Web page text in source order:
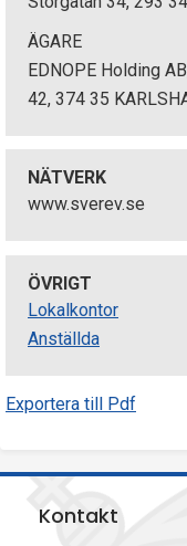
ÄGARE
EDNOPE Holding
42, 374 35
NÄTVERK
www.sverev.se
ÖVRIGT
Lokalkontor
Anställda
Exportera till Pdf
Kontakt